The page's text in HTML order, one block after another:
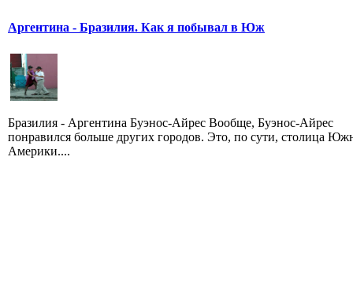
Аргентина - Бразилия. Как я побывал в Юж
Бразилия - Аргентина Буэнос-Айрес Вообще, Буэнос-Айрес
понравился больше других городов. Это, по сути, столица
Америки....